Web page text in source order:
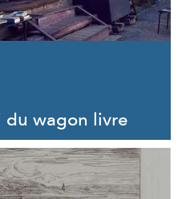
du wagon livre